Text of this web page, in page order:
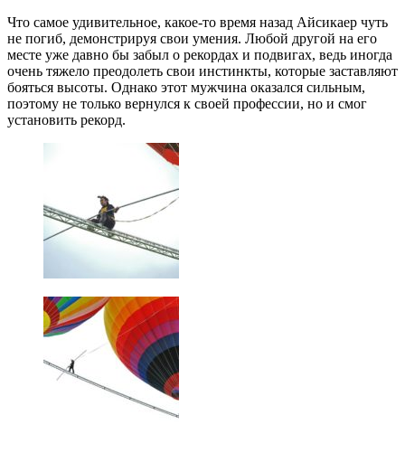
Что самое удивительное, какое-то время назад Айсикаер чуть
не погиб, демонстрируя свои умения. Любой другой на его
месте уже давно бы забыл о рекордах и подвигах, ведь иногда
очень тяжело преодолеть свои инстинкты, которые заставляют
бояться высоты. Однако этот мужчина оказался сильным,
поэтому не только вернулся к своей профессии, но и смог
установить рекорд.